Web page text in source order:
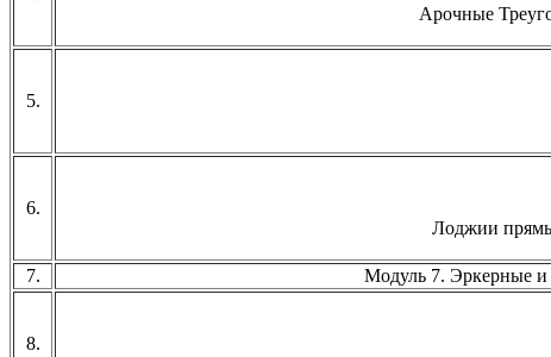
Арочные
5.
6.
Лоджии
7. Модуль 7. Эркерные и
8.